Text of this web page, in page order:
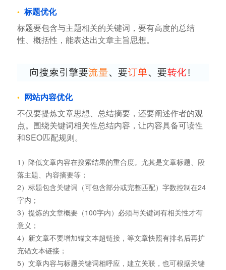
标题优化
标题要包含与主题相关的关键词，要有高度的总结
性、概括性，能表达出文章主旨思想。
网站内容优化
不仅要提炼文章思想、总结摘要，还要阐述作者的观
点。围绕关键词相关性总结内容，让内容具备可读性
和SEO匹配规则。
1）降低文章内容在搜索结果的重合度。尤其是文章标题、段
落主题、内容摘要等；
2）标题包含关键词（可包含部分或完整匹配）字数控制在24
字内；
3）提炼的文章概要（100字内）必须与关键词有相关性才有
意义；
4）新文章不要增加锚文本超链接，等文章快照有排名后再扩
充锚文本链接；
5）文章内容与标题关键词相呼应，建立关联，也可根据关键